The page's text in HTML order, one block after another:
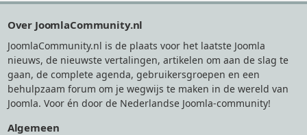
Over JoomlaCommunity.nl
JoomlaCommunity.nl is de plaats voor het laatste Joomla
nieuws, de nieuwste vertalingen, artikelen om aan de slag te
gaan, de complete agenda, gebruikersgroepen en een
behulpzaam forum om je wegwijs te maken in de wereld van
Joomla. Voor én door de Nederlandse Joomla-community!
Algemeen